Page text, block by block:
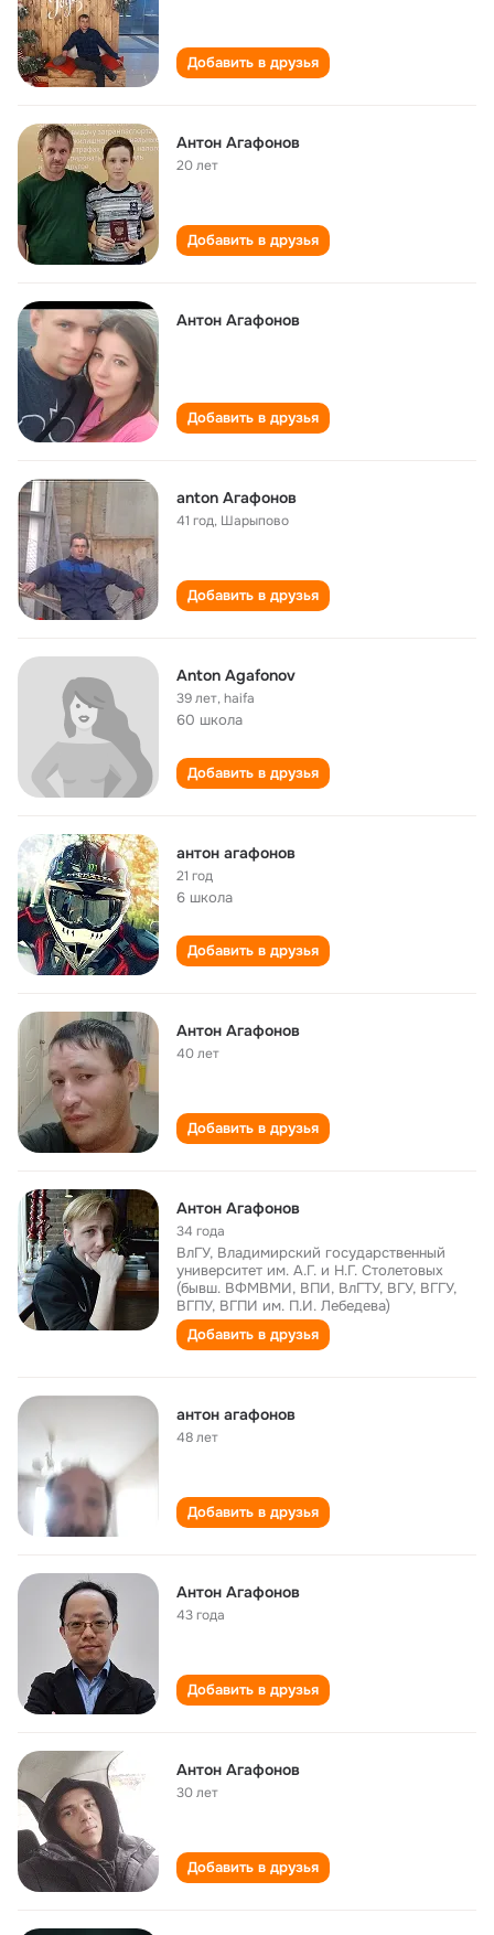
Добавить в друзья
Антон Агафонов
20 лет
Добавить в друзья
Антон Агафонов
Добавить в друзья
anton Агафонов
41 год, Шарыпово
Добавить в друзья
Anton Agafonov
39 лет,haifa
60 школа
Добавить в друзья
антон агафонов
21 год
6 школа
Добавить в друзья
Антон Агафонов
40 лет
Добавить в друзья
Антон Агафонов
34 года
ВлГУ, Владимирский государственный
университет им. А.Г. и Н.Г. Столетовых
(бывш. ВФМВМИ, ВПИ, ВлГТУ, ВГУ, ВГГУ,
ВГПУ, ВГПИ им. П.И. Лебедева)
Добавить в друзья
антон агафонов
48 лет
Добавить в друзья
Антон Агафонов
43 года
Добавить в друзья
Антон Агафонов
30 лет
Добавить в друзья